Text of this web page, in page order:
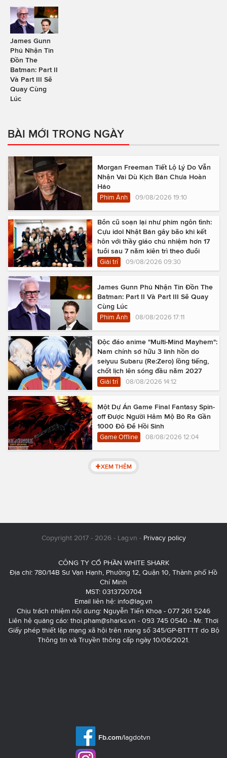
James Gunn
Phủ Nhận Tin
Đồn The
Batman: Part II
Và Part III Sẽ
Quay Cùng
Lúc
BÀI MỚI TRONG NGÀY
Morgan Freeman Tiết Lộ Lý Do Vẫn
Nhận Vai Dù Kịch Bản Chưa Hoàn
Hảo
Phim Ảnh 09/08/2026 19:10
Bổn cũ soạn lại như phim ngôn tình:
Cựu idol Nhật Bản gây bão khi kết
hôn với thầy giáo chủ nhiệm hơn 17
tuổi sau 7 năm kiên trì theo đuổi
Giải trí 09/08/2026 09:30
James Gunn Phủ Nhận Tin Đồn The
Batman: Part II Và Part III Sẽ Quay
Cùng Lúc
Phim Ảnh 08/08/2026 17:11
Độc đáo anime "Multi-Mind Mayhem":
Nam chính sở hữu 3 linh hồn do
seiyuu Subaru (Re:Zero) lồng tiếng,
chốt lịch lên sóng đầu năm 2027
Giải trí 08/08/2026 14:12
Một Dự Án Game Final Fantasy Spin-
off Được Người Hâm Mộ Bỏ Ra Gần
1000 Đô Để Hồi Sinh
Game Offline 08/08/2026 12:04
XEM THÊM
Copyright 2017 - 2026 - Lag.vn - Privacy policy
CÔNG TY CỔ PHẦN WHITE SHARK
Địa chỉ: 780/14B Sư Vạn Hạnh, Phường 12, Quận 10, Thành phố Hồ
Chí Minh
MST: 0313720704
Email liên hệ: info@lag.vn
Chịu trách nhiệm nội dung: Nguyễn Tiến Khoa - 077 261 5246
Liên hệ quảng cáo: thoi.pham@sharks.vn - 093 745 0540 - Mr. Thơi
Giấy phép thiết lập mạng xã hội trên mạng số 345/GP-BTTTT do Bộ
Thông tin và Truyền thông cấp ngày 10/06/2021.
Fb.com/lagdotvn